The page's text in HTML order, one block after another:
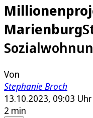
Marienburg
Von
Stephanie Broch
13.10.2023, 09:03 Uhr
2 min